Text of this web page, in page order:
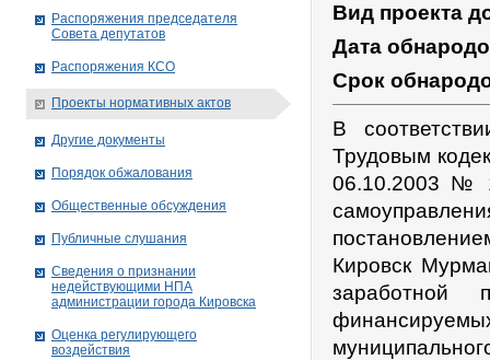
Вид проекта
Дата
Срок
В
Трудовым
06.10.2003 №
Кировск
заработной
Распоряжения председателя
Совета депутатов
Распоряжения КСО
Проекты нормативных актов
Другие документы
Порядок обжалования
Общественные обсуждения
Публичные слушания
Сведения о признании
недействующими НПА
администрации города Кировскa
Оценка регулирующего
воздействия